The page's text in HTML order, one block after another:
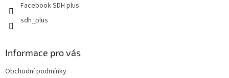
Facebook SDH plus
sdh_plus
Informace pro vás
Obchodní podmínky